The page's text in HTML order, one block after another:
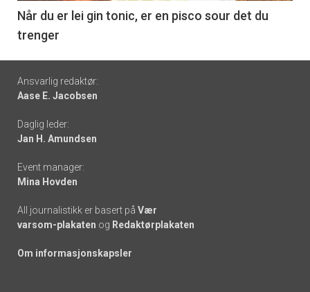
6
Når du er lei gin tonic, er en pisco sour det du
trenger
Footer
-
links
Ansvarlig redaktør:
Aase E. Jacobsen
Daglig leder:
Jan H. Amundsen
Event manager:
Mina Hovden
All journalistikk er basert på Vær
varsom-plakaten og Redaktørplakaten
Om informasjonskapsler